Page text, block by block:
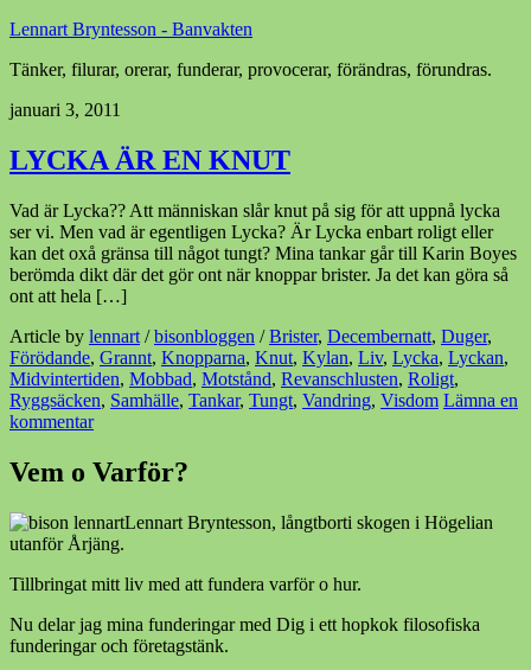
Lennart Bryntesson - Banvakten
Tänker, filurar, orerar, funderar, provocerar, förändras, förundras.
januari 3, 2011
LYCKA ÄR EN KNUT
Vad är Lycka?? Att människan slår knut på sig för att uppnå lycka
ser vi. Men vad är egentligen Lycka? Är Lycka enbart roligt eller
kan det oxå gränsa till något tungt? Mina tankar går till Karin Boyes
berömda dikt där det gör ont när knoppar brister. Ja det kan göra så
ont att hela […]
Article by lennart /bisonbloggen /Brister, Decembernatt, Duger,
Förödande, Grannt, Knopparna, Knut, Kylan, Liv, Lycka, Lyckan,
Midvintertiden, Mobbad, Motstånd, Revanschlusten, Roligt,
Ryggsäcken, Samhälle, Tankar, Tungt, Vandring, Visdom Lämna en
kommentar
Vem o Varför?
Lennart Bryntesson, långtborti skogen i Högelian
utanför Årjäng.
Tillbringat mitt liv med att fundera varför o hur.
Nu delar jag mina funderingar med Dig i ett hopkok filosofiska
funderingar och företagstänk.